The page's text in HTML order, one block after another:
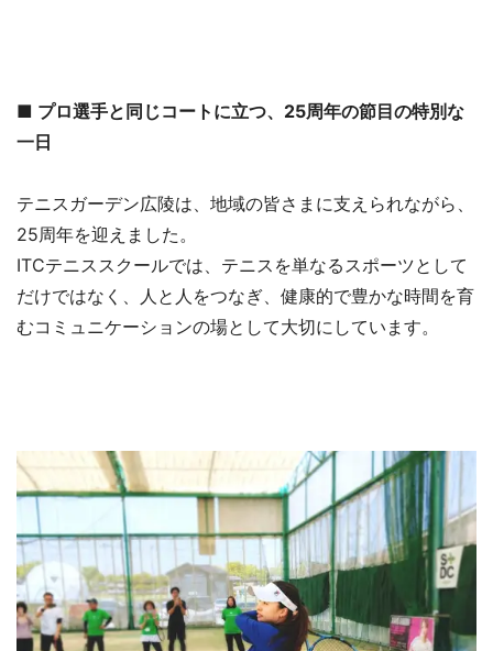
■ プロ選手と同じコートに立つ、25周年の節目の特別な
一日
テニスガーデン広陵は、地域の皆さまに支えられながら、
25周年を迎えました。
ITCテニススクールでは、テニスを単なるスポーツとして
だけではなく、人と人をつなぎ、健康的で豊かな時間を育
むコミュニケーションの場として大切にしています。